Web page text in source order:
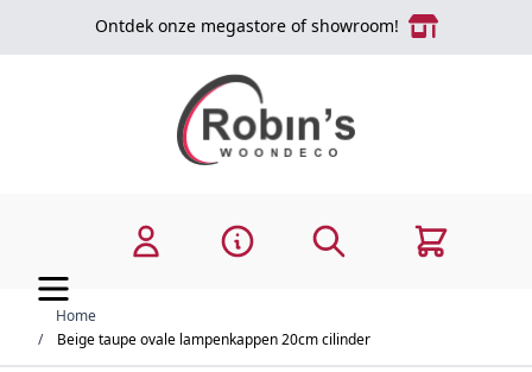
Ga naar de inhoudOntdek onze megastore of showroom!
Zoek Cart
Home
/
Beige taupe ovale lampenkappen 20cm cilinder